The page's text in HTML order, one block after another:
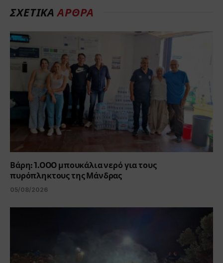
ΣΧΕΤΙΚΑΑΡΘΡΑ
Βάρη: 1.000 μπουκάλια νερό για τους
πυρόπληκτους της Μάνδρας
05/08/2026